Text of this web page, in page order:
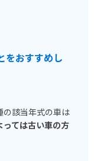
をおすすめし
の該当年式の車は
っては古い車の方